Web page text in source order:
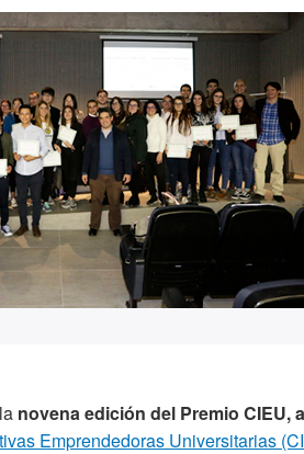
novena edición del Premio CIEU,
Emprendedoras Universitarias